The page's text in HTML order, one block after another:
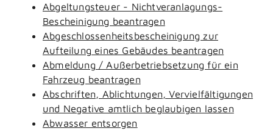
Abgeltungsteuer - Nichtveranlagungs-
Bescheinigung beantragen
Abgeschlossenheitsbescheinigung zur
Aufteilung eines Gebäudes beantragen
Abmeldung / Außerbetriebsetzung für ein
Fahrzeug beantragen
Abschriften, Ablichtungen, Vervielfältigungen
und Negative amtlich beglaubigen lassen
Abwasser entsorgen